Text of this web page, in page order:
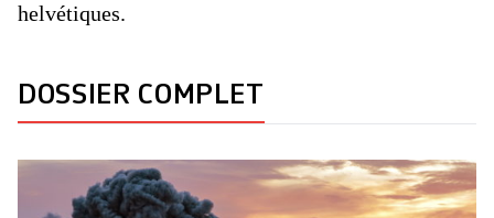
helvétiques.
DOSSIER COMPLET